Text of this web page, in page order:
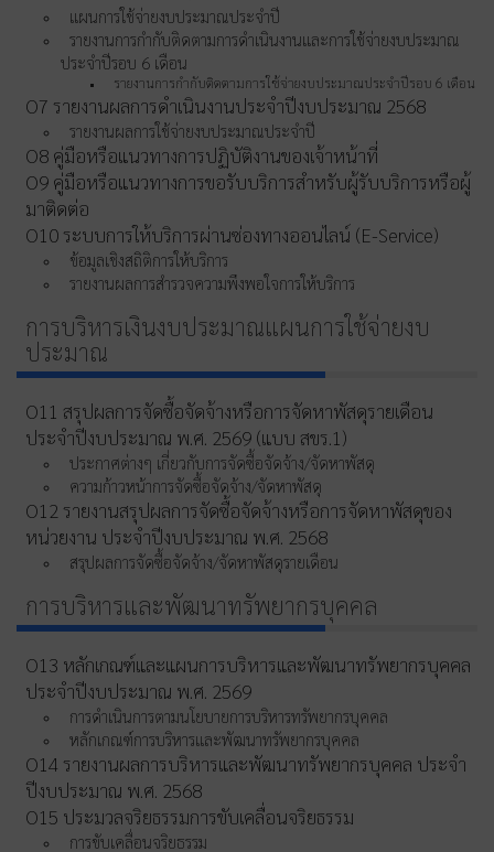
แผนการใช้จ่ายงบประมาณประจำปี
รายงานการกำกับติดตามการดำเนินงานและการใช้จ่ายงบประมาณ
ประจำปีรอบ 6 เดือน
รายงานการกำกับติดตามการใช้จ่ายงบประมาณประจำปีรอบ 6 เดือน
O7 รายงานผลการดำเนินงานประจำปีงบประมาณ 2568
รายงานผลการใช้จ่ายงบประมาณประจำปี
O8 คู่มือหรือแนวทางการปฏิบัติงานของเจ้าหน้าที่
O9 คู่มือหรือแนวทางการขอรับบริการสำหรับผู้รับบริการหรือผู้
มาติดต่อ
O10 ระบบการให้บริการผ่านซ่องทางออนไลน์ (E-Service)
ข้อมูลเชิงสถิติการให้บริการ
รายงานผลการสำรวจความพึงพอใจการให้บริการ
การบริหารเงินงบประมาณแผนการใช้จ่ายงบ
ประมาณ
O11 สรุปผลการจัดซื้อจัดจ้างหรือการจัดหาพัสดุรายเดือน
ประจำปีงบประมาณ พ.ศ. 2569 (แบบ สขร.1)
ประกาศต่างๆ เกี่ยวกับการจัดซื้อจัดจ้าง/จัดหาพัสดุ
ความก้าวหน้าการจัดซื้อจัดจ้าง/จัดหาพัสดุ
O12 รายงานสรุปผลการจัดซื้อจัดจ้างหรือการจัดหาพัสดุของ
หน่วยงาน ประจำปีงบประมาณ พ.ศ. 2568
สรุปผลการจัดซื้อจัดจ้าง/จัดหาพัสดุรายเดือน
การบริหารและพัฒนาทรัพยากรบุคคล
O13 หลักเกณฑ์และแผนการบริหารและพัฒนาทรัพยากรบุคคล
ประจำปีงบประมาณ พ.ศ. 2569
การดำเนินการตามนโยบายการบริหารทรัพยากรบุคคล
หลักเกณฑ์การบริหารและพัฒนาทรัพยากรบุคคล
O14 รายงานผลการบริหารและพัฒนาทรัพยากรบุคคล ประจำ
ปีงบประมาณ พ.ศ. 2568
O15 ประมวลจริยธรรมการขับเคลื่อนจริยธรรม
การขับเคลื่อนจริยธรรม